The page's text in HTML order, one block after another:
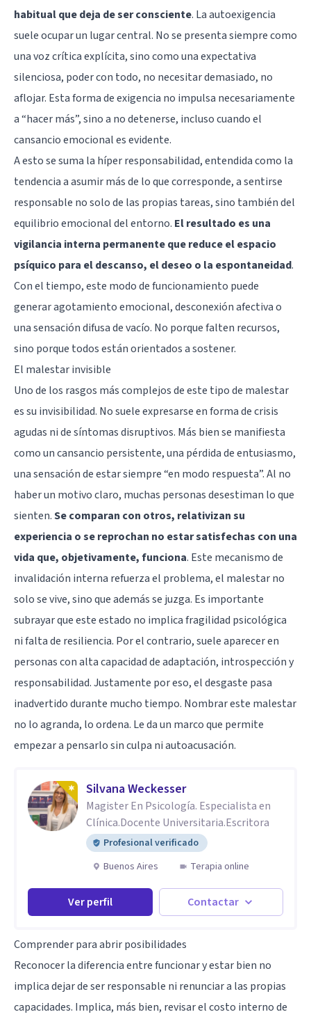
habitual que deja de ser consciente. La autoexigencia
suele ocupar un lugar central. No se presenta siempre como
una voz crítica explícita, sino como una expectativa
silenciosa, poder con todo, no necesitar demasiado, no
aflojar. Esta forma de exigencia no impulsa necesariamente
a “hacer más”, sino a no detenerse, incluso cuando el
cansancio emocional es evidente.
A esto se suma la híper responsabilidad, entendida como la
tendencia a asumir más de lo que corresponde, a sentirse
responsable no solo de las propias tareas, sino también del
equilibrio emocional del entorno. El resultado es una
vigilancia interna permanente que reduce el espacio
psíquico para el descanso, el deseo o la espontaneidad.
Con el tiempo, este modo de funcionamiento puede
generar agotamiento emocional, desconexión afectiva o
una sensación difusa de vacío. No porque falten recursos,
sino porque todos están orientados a sostener.
El malestar invisible
Uno de los rasgos más complejos de este tipo de malestar
es su invisibilidad. No suele expresarse en forma de crisis
agudas ni de síntomas disruptivos. Más bien se manifiesta
como un cansancio persistente, una pérdida de entusiasmo,
una sensación de estar siempre “en modo respuesta”. Al no
haber un motivo claro, muchas personas desestiman lo que
sienten.Se comparan con otros, relativizan su
experiencia o se reprochan no estar satisfechas con una
vida que, objetivamente, funciona. Este mecanismo de
invalidación interna refuerza el problema, el malestar no
solo se vive, sino que además se juzga. Es importante
subrayar que este estado no implica fragilidad psicológica
ni falta de resiliencia. Por el contrario, suele aparecer en
personas con alta capacidad de adaptación, introspección y
responsabilidad. Justamente por eso, el desgaste pasa
inadvertido durante mucho tiempo. Nombrar este malestar
no lo agranda, lo ordena. Le da un marco que permite
empezar a pensarlo sin culpa ni autoacusación.
Silvana Weckesser
Magister En Psicología. Especialista en
Clínica.Docente Universitaria.Escritora
Profesional verificado
Buenos Aires
Terapia online
Ver perfil Contactar
Comprender para abrir posibilidades
Reconocer la diferencia entre funcionar y estar bien no
implica dejar de ser responsable ni renunciar a las propias
capacidades. Implica, más bien, revisar el costo interno de